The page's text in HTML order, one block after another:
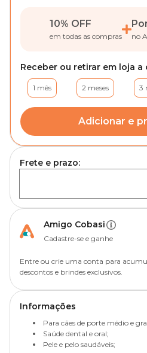
10% OFF
em todas as compras no
Receber ou retirar em loja a
1 mês 2 meses 3
Adicionar e
Frete e prazo:
Amigo Cobasi
Cadastre-se e ganhe
Entre ou crie uma conta para
descontos e brindes exclusivos.
Informações
Para cães de porte médio e
Saúde dental e oral;
Pele e pelo saudáveis;